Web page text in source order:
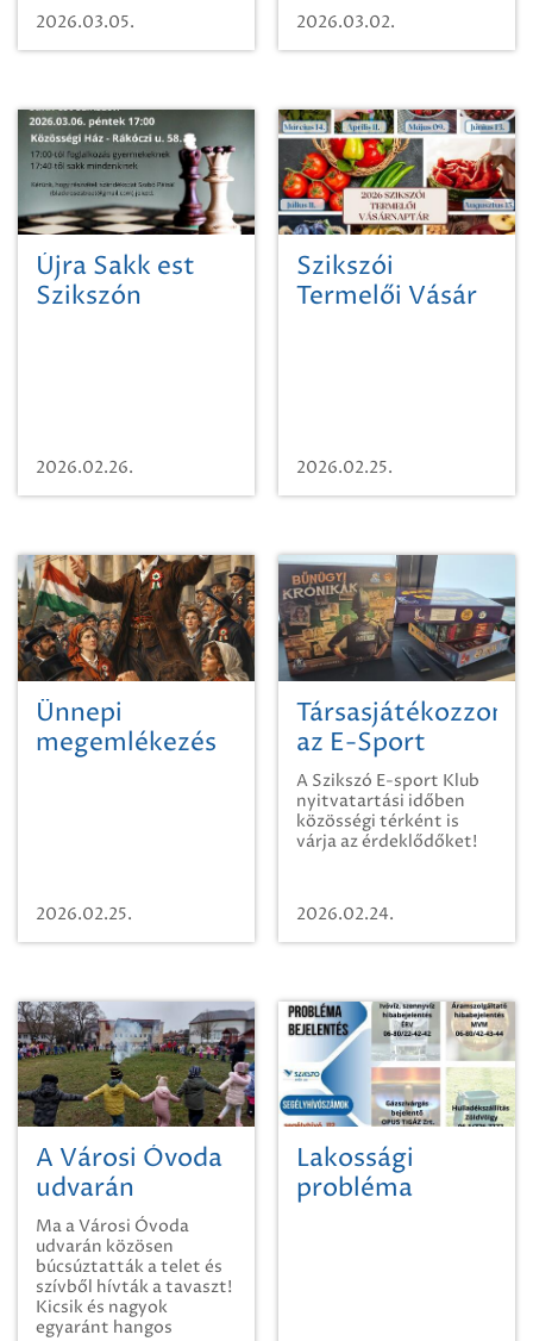
2026.03.05. 2026.03.02.
Újra Sakk est
Szikszón
2026.02.26.
Szikszói
Termelői Vásár
2026.02.25.
Ünnepi
megemlékezés
2026.02.25.
Társasjátékozzon
az E-Sport
Klubban
Szikszón!
A Szikszó E-sport Klub
nyitvatartási időben
közösségi térként is
várja az érdeklődőket!
2026.02.24.
A Városi Óvoda
udvarán
közösen
búcsúztatták a
telet
Ma a Városi Óvoda
udvarán közösen
búcsúztatták a telet és
szívből hívták a tavaszt!
Kicsik és nagyok
egyaránt hangos
Lakossági
probléma